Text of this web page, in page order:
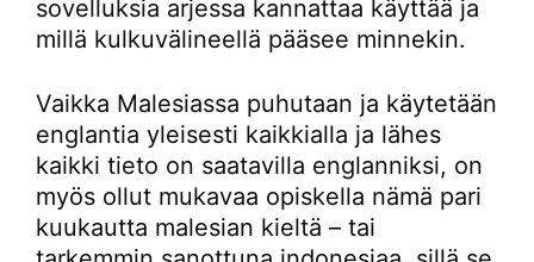
sovelluksia arjessa kannattaa käyttää ja
millä kulkuvälineellä pääsee minnekin.
Vaikka Malesiassa puhutaan ja käytetään
englantia yleisesti kaikkialla ja lähes
kaikki tieto on saatavilla englanniksi, on
myös ollut mukavaa opiskella nämä pari
kuukautta malesian kieltä – tai